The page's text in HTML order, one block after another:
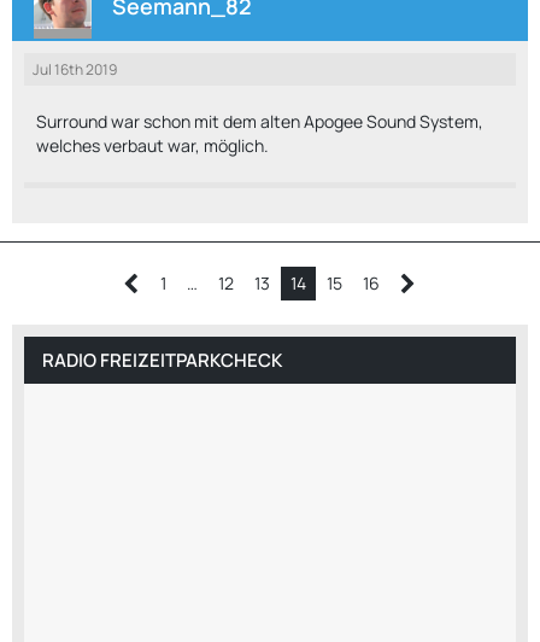
Jul 16th 2019
Surround war schon mit dem alten Apogee Sound System,
welches verbaut war, möglich.
1 … 12 13 14 15 16
RADIO FREIZEITPARKCHECK